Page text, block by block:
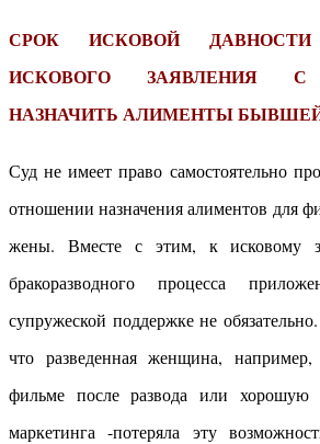
СРОК ИСКОВОЙ
ИСКОВОГО ЗАЯВЛЕНИЯ С
НАЗНАЧИТЬ АЛИМЕНТЫ
Суд не имеет право самостоятельно
отношении назначения алиментов для
жены. Вместе с этим, к исковому
бракоразводного процесса
супружеской поддержке не
что разведенная женщина,
фильме после развода или хорошую
маркетинга -потеряла эту